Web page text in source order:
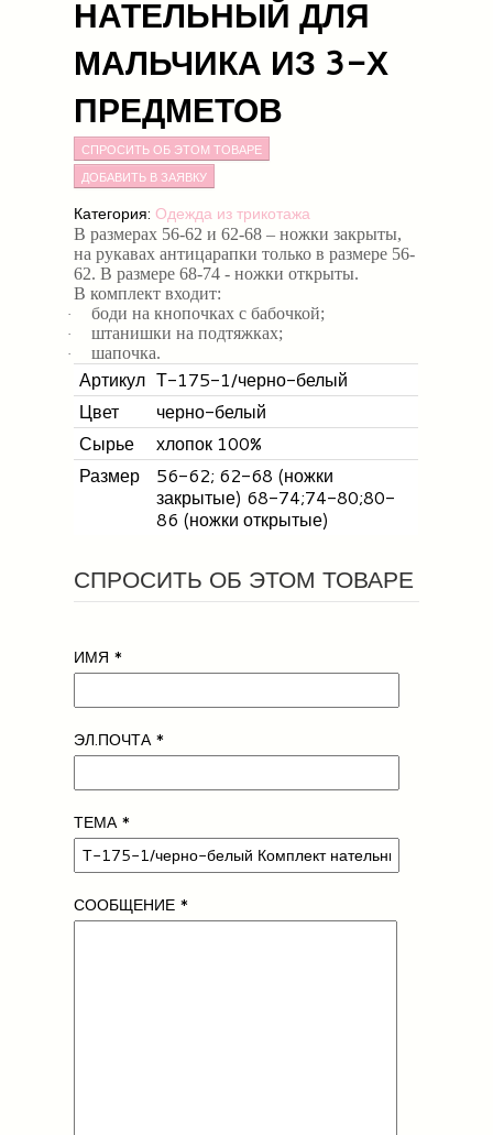
НАТЕЛЬНЫЙ ДЛЯ
МАЛЬЧИКА ИЗ 3-Х
ПРЕДМЕТОВ
СПРОСИТЬ ОБ ЭТОМ ТОВАРЕ
Категория: Одежда из трикотажа
В размерах 56-62 и 62-68 – ножки закрыты,
на рукавах антицарапки только в размере 56-
62. В размере 68-74 - ножки открыты.
В комплект входит:
· боди на кнопочках с бабочкой;
· штанишки на подтяжках;
· шапочка.
Артикул Т-175-1/черно-белый
Цвет
черно-белый
Сырье
хлопок 100%
Размер
56-62; 62-68 (ножки
закрытые) 68-74;74-80;80-
86 (ножки открытые)
СПРОСИТЬ ОБ ЭТОМ ТОВАРЕ
ИМЯ *
ЭЛ.ПОЧТА*
ТЕМА*
СООБЩЕНИЕ *